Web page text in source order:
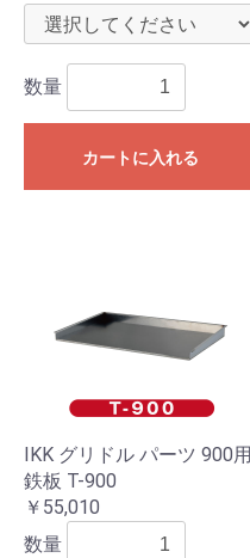
数量
カートに入れる
IKK グリドル パーツ 900用
鉄板 T-900
￥55,010
数量